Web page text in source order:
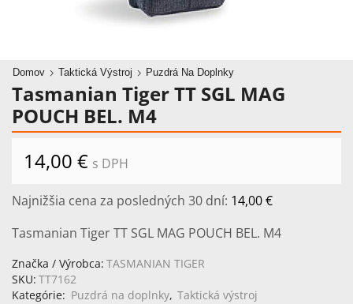
Domov Taktická Výstroj Puzdrá Na Doplnky
Tasmanian Tiger TT SGL MAG
POUCH BEL. M4
14,00 € s DPH
Najnižšia cena za posledných 30 dní: 14,00€
Tasmanian Tiger TT SGL MAG POUCH BEL. M4
Značka / Výrobca: TASMANIAN TIGER
SKU: TT7162
Kategórie: Puzdrá na doplnky, Taktická výstroj